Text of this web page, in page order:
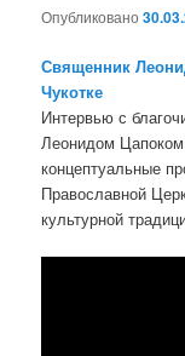
Опубликовано
Священник
Чукотке
Интервью с
Леонидом
концептуальные
Православной
культурной